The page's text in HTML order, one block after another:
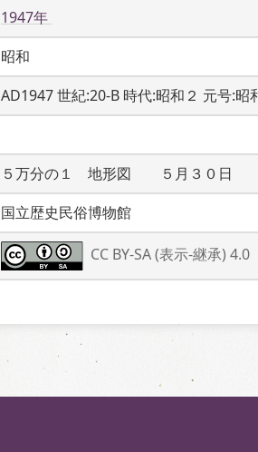
1947年
昭和
AD1947 世紀:20-B 時代:昭和２ 元号:昭
５万分の１　地形図　　５月３０日　
国立歴史民俗博物館
CC BY-SA (表示-継承) 4.0